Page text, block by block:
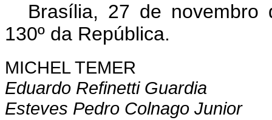
Brasília, 27 de novembro
130º da República.
MICHEL TEMER
Eduardo Refinetti Guardia
Esteves Pedro Colnago Junior